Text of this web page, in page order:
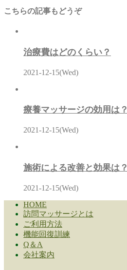
こちらの記事もどうぞ
治療費はどのくらい？
2021-12-15(Wed)
療養マッサージの効用は？
2021-12-15(Wed)
施術による改善と効果は？
2021-12-15(Wed)
HOME
訪問マッサージとは
ご利用方法
機能回復訓練
Q＆A
会社案内